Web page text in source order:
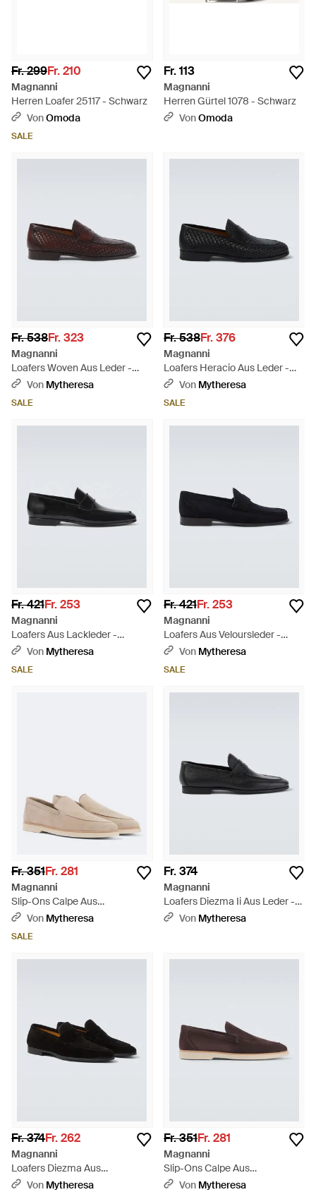
Fr. 299Fr. 210
Magnanni
Herren Loafer 25117 - Schwarz
VonOmoda
SALE
Fr. 113
Magnanni
Herren Gürtel 1078 - Schwarz
VonOmoda
Fr. 538Fr. 323
Magnanni
Loafers Woven Aus Leder -
Braun
Von Mytheresa
SALE
Fr. 538Fr. 376
Magnanni
Loafers Heracio Aus Leder -
Schwarz
Von Mytheresa
SALE
Fr. 421Fr. 253
Magnanni
Loafers Aus Lackleder -
Schwarz
Von Mytheresa
SALE
Fr. 421Fr. 253
Magnanni
Loafers Aus Veloursleder -
Schwarz
Von Mytheresa
SALE
Fr. 351Fr. 281
Magnanni
Slip-Ons Calpe Aus
Veloursleder - Weiß
Von Mytheresa
SALE
Fr. 374
Magnanni
Loafers Diezma Ii Aus Leder -
Schwarz
Von Mytheresa
Fr. 374Fr. 262
Magnanni
Loafers Diezma Aus
Veloursleder - Braun
Von Mytheresa
Fr. 351Fr. 281
Magnanni
Slip-Ons Calpe Aus
Veloursleder - Braun
Von Mytheresa